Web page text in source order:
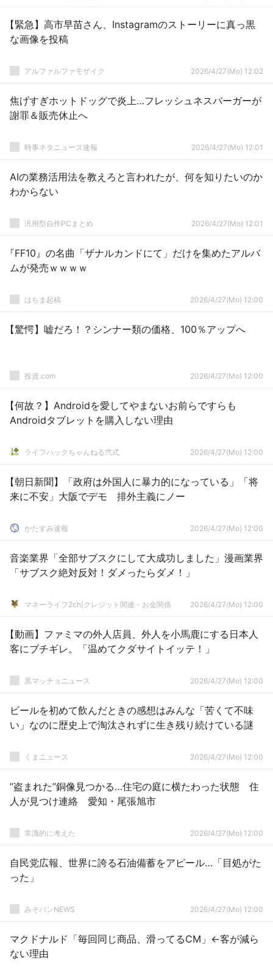
【緊急】高市早苗さん、Instagramのストーリーに真っ黒
な画像を投稿
アルファルファモザイク 2026/4/27(Mo) 12:02
焦げすぎホットドッグで炎上…フレッシュネスバーガーが
謝罪＆販売休止へ
時事ネタニュース速報 2026/4/27(Mo) 12:01
AIの業務活用法を教えろと言われたが、何を知りたいのか
わからない
汎用型自作PCまとめ 2026/4/27(Mo) 12:01
『FF10』の名曲「ザナルカンドにて」だけを集めたアルバ
ムが発売ｗｗｗｗ
はちま起稿 2026/4/27(Mo) 12:00
【驚愕】嘘だろ！？シンナー類の価格、100％アップへ
投資.com 2026/4/27(Mo) 12:00
【何故？】Androidを愛してやまないお前らですらも
Androidタブレットを購入しない理由
ライフハックちゃんねる弐式 2026/4/27(Mo) 12:00
【朝日新聞】「政府は外国人に暴力的になっている」「将
来に不安」大阪でデモ 排外主義にノー
かたすみ速報 2026/4/27(Mo) 12:00
音楽業界「全部サブスクにして大成功しました」漫画業界
「サブスク絶対反対！ダメったらダメ！」
マネーライフ2ch|クレジット関連・お金関係 2026/4/27(Mo) 12:00
【動画】ファミマの外人店員、外人を小馬鹿にする日本人
客にブチギレ。「温めてクダサイトイッテ！」
黒マッチョニュース 2026/4/27(Mo) 12:00
ビールを初めて飲んだときの感想はみんな「苦くて不味
い」なのに歴史上で淘汰されずに生き残り続けている謎
くまニュース 2026/4/27(Mo) 12:00
”盗まれた”銅像見つかる…住宅の庭に横たわった状態 住
人が見つけ連絡 愛知・尾張旭市
常識的に考えた 2026/4/27(Mo) 12:00
自民党広報、世界に誇る石油備蓄をアピール…「目処がた
った」
みそパンNEWS 2026/4/27(Mo) 12:00
マクドナルド「毎回同じ商品、滑ってるCM」←客が減ら
ない理由